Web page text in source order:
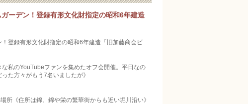
ーデン！登録有形文化財指定の昭和6年建造
登録有形文化財指定の昭和6年建造「旧加藤商会ビ
私のYouTubeファンを集めたオフ会開催。平日なの
た方々がもう7名いましたが》
《住所は錦。錦や栄の繁華街からも近い堀川沿い》